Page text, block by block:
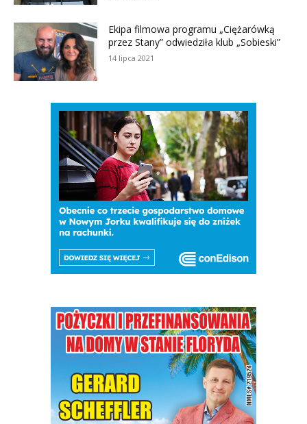
Ekipa filmowa programu „Ciężarówką
przez Stany” odwiedziła klub „Sobieski”
14 lipca 2021